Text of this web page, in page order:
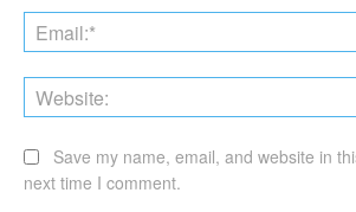
Save my name, email, and website in
next time I comment.